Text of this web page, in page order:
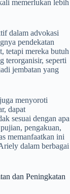
memerlukan lebih
dalam advokasi
pendekatan
tetapi mereka butuh
terorganisir, seperti
jembatan yang
menyoroti
dapat
sesuai dengan apa
pengakuan,
memanfaatkan ini
dalam berbagai
dan Peningkatan